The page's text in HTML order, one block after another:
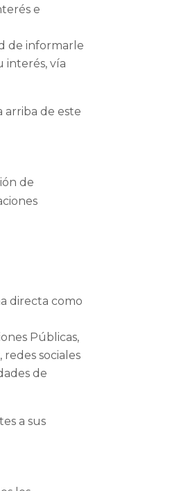
e
de informarle
interés, vía
arriba de este
de
directa como
Públicas,
sociales
de
a sus